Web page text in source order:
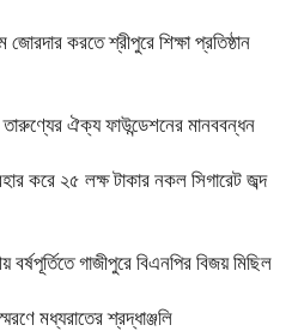
করতে শ্রীপুরে শিক্ষা প্রতিষ্ঠান
ঐক্য ফাউন্ডেশনের মানববন্ধন
করে ২৫ লক্ষ টাকার নকল সিগারেট জব্দ
গাজীপুরে বিএনপির বিজয় মিছিল
মধ্যরাতের শ্রদ্ধাঞ্জলি